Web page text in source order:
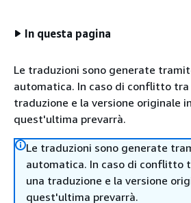
In questa pagina
Le traduzioni sono generate
automatica. In caso di conflitto
traduzione e la versione originale
quest'ultima prevarrà.
Le traduzioni sono generate
automatica. In caso di conflitto
una traduzione e la versione
quest'ultima prevarrà.